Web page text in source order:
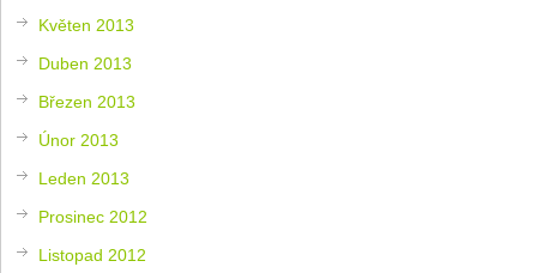
Květen 2013
Duben 2013
Březen 2013
Únor 2013
Leden 2013
Prosinec 2012
Listopad 2012